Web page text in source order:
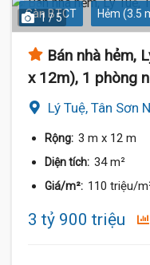
Sàn BTCT Hẻm (3.5
1 / 5
Bán nhà hẻm,
x 12m), 1 phòng
Lý Tuệ, Tân Sơn
Rộng: 3 m x 12 m
Diện tích: 34 m²
Giá/m²: 110 triệu/
3 tỷ 900 triệu